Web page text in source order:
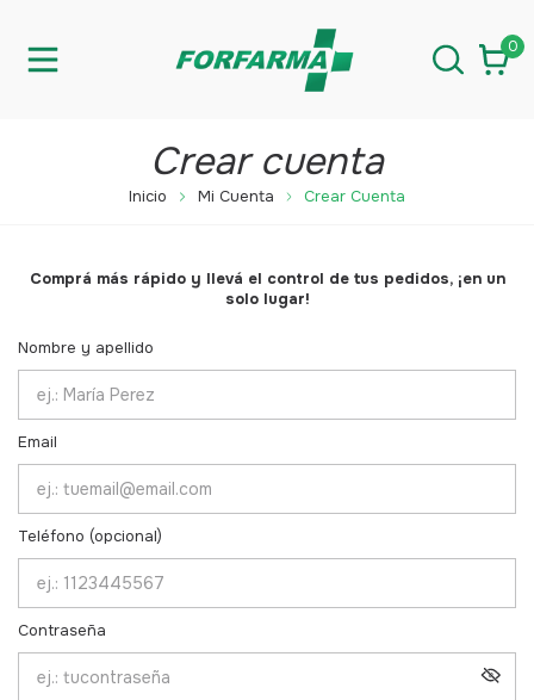
0
Crear cuenta
Inicio Mi Cuenta Crear Cuenta
Comprá más rápido y llevá el control de tus pedidos, ¡en un
solo lugar!
Nombre y apellido
Email
Teléfono (opcional)
Contraseña